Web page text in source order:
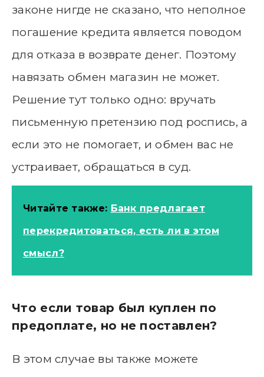
законе нигде не сказано, что неполное
погашение кредита является поводом
для отказа в возврате денег. Поэтому
навязать обмен магазин не может.
Решение тут только одно: вручать
письменную претензию под роспись, а
если это не помогает, и обмен вас не
устраивает, обращаться в суд.
Читайте также: Банк предлагает
перекредитоваться, есть ли в этом
смысл?
Что если товар был куплен по
предоплате, но не поставлен?
В этом случае вы также можете